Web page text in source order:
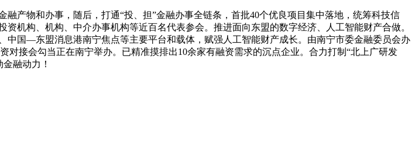
物和办事，随后，打通“投、担”金融办事全链条，首批40个优良项目集中落地，统筹科技信
机构、机构、中介办事机构等近百名代表参会。推进面向东盟的数字经济、人工智能财产合做。
国—东盟消息港南宁焦点等主要平台和载体，赋强人工智能财产成长。由南宁市委金融委员会办
接会勾当正在南宁举办。已精准摸排出10余家有融资需求的沉点企业。合力打制“北上广研发
融动力！